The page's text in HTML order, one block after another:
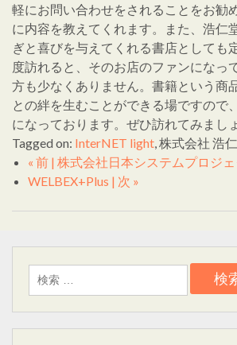
軽にお問い合わせをされることをお勧
に内容を教えてくれます。また、浩仁
ぎと喜びを与えてくれる書店としても
度訪れると、そのお店のファンになっ
方も少なくありません。書籍という商
との絆を生むことができる場ですので
になっております。ぜひ訪れてみまし
Tagged on: InterNET light, 株式会社 浩
« 前 | 株式会社日本システムプロジェ
WELBEX+Plus | 次 »
検
索: